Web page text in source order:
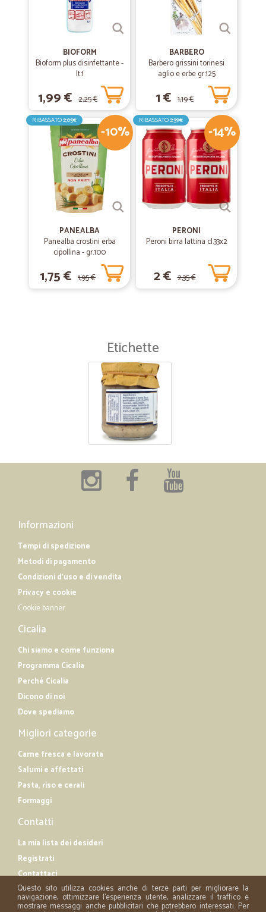
BIOFORM
Bioform plus disinfettante -
lt.1
1,99 € 2,25 €
BARBERO
Barbero grissini torinesi
aglio e erbe gr.125
1 € 1,19 €
-10%
RIBASSATO2,05€
PANEALBA
Panealba crostini erba
cipollina - gr.100
1,75 € 1,95 €
-14%
RIBASSATO2,39€
PERONI
Peroni birra lattina cl.33x2
2 € 2,35 €
Etichette
Informazioni
Tempi di spedizione
Metodi di pagamento
Condizioni d'uso e di vendita
Privacy e cookie
Cookie banner
Cicalia
Chi siamo e come funziona
Programma Cicalia
Perché Cicalia
Dicono di noi
Dove spediamo
Migliori categorie
Carne fresca e lavorata
Salumi e affettati
Pasta, riso e cerali
Formaggi
Contatti
La mia lista dei desideri
Registrati
Contattaci
Questo sito utilizza cookies anche di terze parti per migliorare la
navigazione, ottimizzare l'esperienza utente, analizzare il traffico e
mostrare messaggi anche pubblicitari che potrebbero interessati. Per